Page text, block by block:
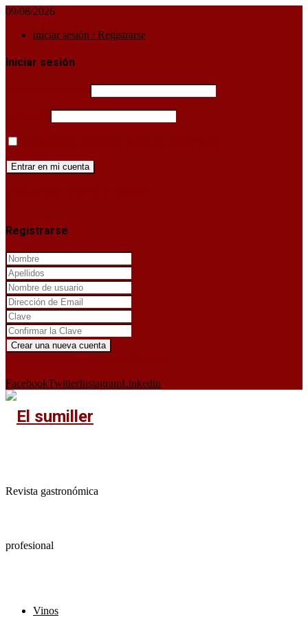
09/08/2026
iniciar sesión / Registrarse
Iniciar sesión
Registrarse
FacebookTwitterInstagramLinkedin
Revista gastronómica
profesional
Vinos